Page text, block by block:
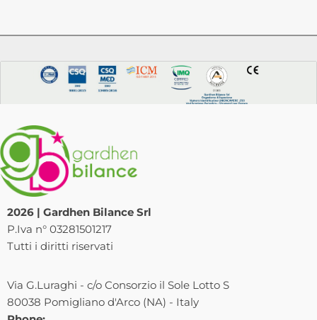
2026 | Gardhen Bilance Srl
P.Iva n° 03281501217
Tutti i diritti riservati
Via G.Luraghi - c/o Consorzio il Sole Lotto S
80038 Pomigliano d'Arco (NA) - Italy